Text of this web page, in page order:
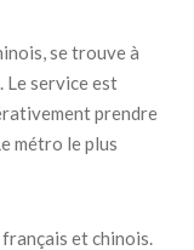
se trouve à
Le service est
prendre
métro le plus
et chinois.